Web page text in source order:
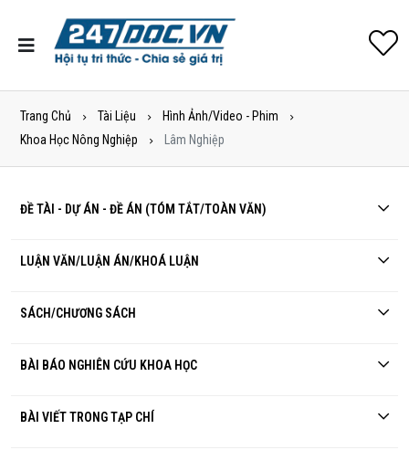
Trang Chủ Tài Liệu
Hình Ảnh/Video - Phim
Khoa Học Nông Nghiệp
Lâm Nghiệp
ĐỀ TÀI - DỰ ÁN - ĐỀ ÁN (TÓM TẮT/TOÀN VĂN)
LUẬN VĂN/LUẬN ÁN/KHOÁ LUẬN
SÁCH/CHƯƠNG SÁCH
BÀI BÁO NGHIÊN CỨU KHOA HỌC
BÀI VIẾT TRONG TẠP CHÍ